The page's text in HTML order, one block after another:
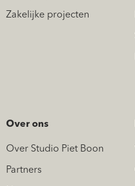
Zakelijke projecten
Over ons
Over Studio Piet Boon
Partners